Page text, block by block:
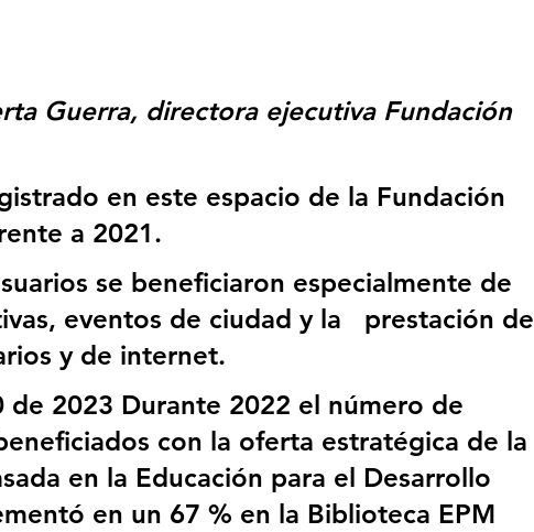
Guerra, directora ejecutiva Fundación
en este espacio de la Fundación
a 2021.
se beneficiaron especialmente de
eventos de ciudad y la   prestación de
y de internet.
de 2023 Durante 2022 el número de
con la oferta estratégica de la
en la Educación para el Desarrollo
en un 67 % en la Biblioteca EPM